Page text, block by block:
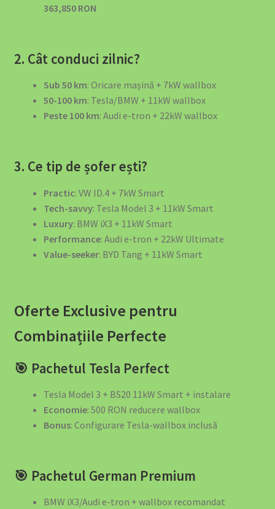
363,850 RON
2. Cât conduci zilnic?
Sub 50 km: Oricare mașină + 7kW wallbox
50-100 km: Tesla/BMW + 11kW wallbox
Peste 100 km: Audi e-tron + 22kW wallbox
3. Ce tip de șofer ești?
Practic: VW ID.4 + 7kW Smart
Tech-savvy: Tesla Model 3 + 11kW Smart
Luxury: BMW iX3 + 11kW Smart
Performance: Audi e-tron + 22kW Ultimate
Value-seeker: BYD Tang + 11kW Smart
Oferte Exclusive pentru
Combinațiile Perfecte
🎯 Pachetul Tesla Perfect
Tesla Model 3 + BS20 11kW Smart + instalare
Economie: 500 RON reducere wallbox
Bonus: Configurare Tesla-wallbox inclusă
🎯 Pachetul German Premium
BMW iX3/Audi e-tron + wallbox recomandat